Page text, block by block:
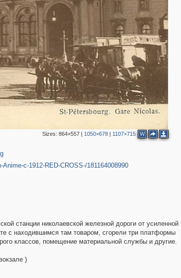
Sizes: 864×557| 1050×678| 1107×715 W
c-1912-RED-CROSS-/181164008990
5
2
станции николаевской железной дороги от усиленной
с находившимся там товаром, сгорели три платформы
классов, помещение материальной службы и другие.
)